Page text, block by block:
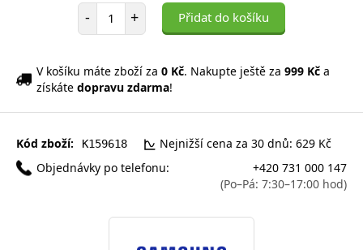
- Počet položek
+ Přidat do košíku
V košíku máte zboží za 0 Kč. Nakupte ještě za 999 Kč a
získáte dopravu zdarma!
Kód zboží: K159618
Nejnižší cena za 30 dnů: 629 Kč
Objednávky po telefonu:
+420 731 000 147
(Po–Pá: 7:30–17:00 hod)